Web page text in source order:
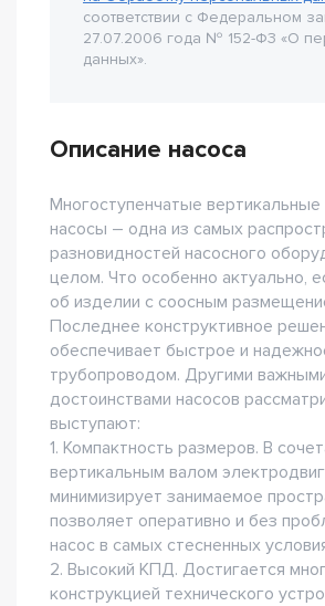
соответствии с Федеральном
27.07.2006 года № 152-Ф3 «О
данных».
Описание насоса
Многоступенчатые
насосы – одна из самых
разновидностей насосного
целом. Что особенно актуально,
об изделии с соосным
Последнее конструктивное
обеспечивает быстрое и
трубопроводом. Другими
достоинствами насосов
выступают:
1. Компактность размеров. В
вертикальным валом
минимизирует занимаемое
позволяет оперативно и без
насос в самых стесненных
2. Высокий КПД. Достигается
конструкцией технического